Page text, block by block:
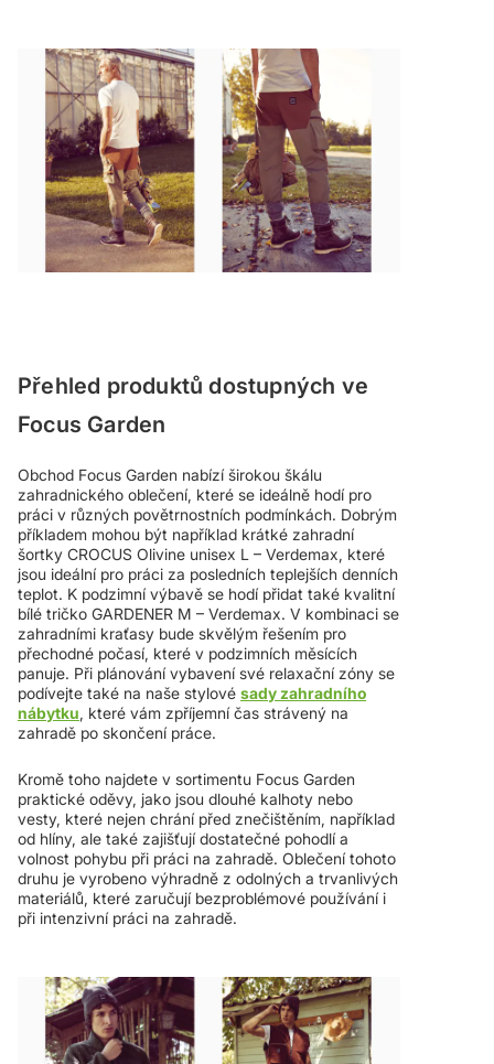
Přehled produktů dostupných ve
Focus Garden
Obchod Focus Garden nabízí širokou škálu
zahradnického oblečení, které se ideálně hodí pro
práci v různých povětrnostních podmínkách. Dobrým
příkladem mohou být například krátké zahradní
šortky CROCUS Olivine unisex L – Verdemax, které
jsou ideální pro práci za posledních teplejších denních
teplot. K podzimní výbavě se hodí přidat také kvalitní
bílé tričko GARDENER M – Verdemax. V kombinaci se
zahradními kraťasy bude skvělým řešením pro
přechodné počasí, které v podzimních měsících
panuje. Při plánování vybavení své relaxační zóny se
podívejte také na naše stylové sady zahradního
nábytku, které vám zpříjemní čas strávený na
zahradě po skončení práce.
Kromě toho najdete v sortimentu Focus Garden
praktické oděvy, jako jsou dlouhé kalhoty nebo
vesty, které nejen chrání před znečištěním, například
od hlíny, ale také zajišťují dostatečné pohodlí a
volnost pohybu při práci na zahradě. Oblečení tohoto
druhu je vyrobeno výhradně z odolných a trvanlivých
materiálů, které zaručují bezproblémové používání i
při intenzivní práci na zahradě.